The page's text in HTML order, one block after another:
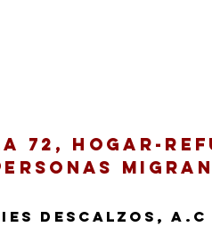
72, Hogar-
Descalzos, A.C